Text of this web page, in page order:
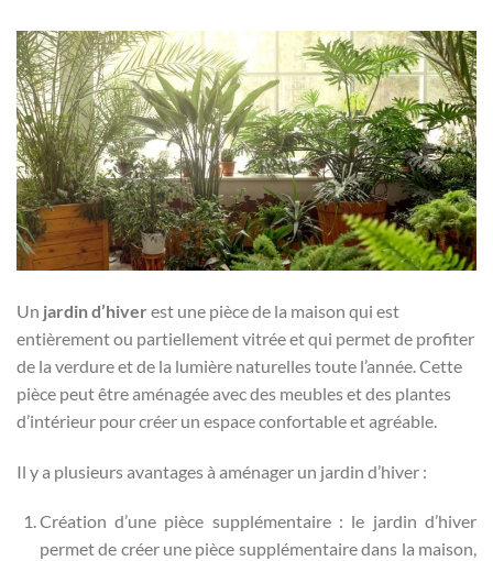
Un jardin d’hiver est une pièce de la maison qui est
entièrement ou partiellement vitrée et qui permet de profiter
de la verdure et de la lumière naturelles toute l’année. Cette
pièce peut être aménagée avec des meubles et des plantes
d’intérieur pour créer un espace confortable et agréable.
Il y a plusieurs avantages à aménager un jardin d’hiver :
Création d’une pièce supplémentaire : le jardin d’hiver
permet de créer une pièce supplémentaire dans la maison,